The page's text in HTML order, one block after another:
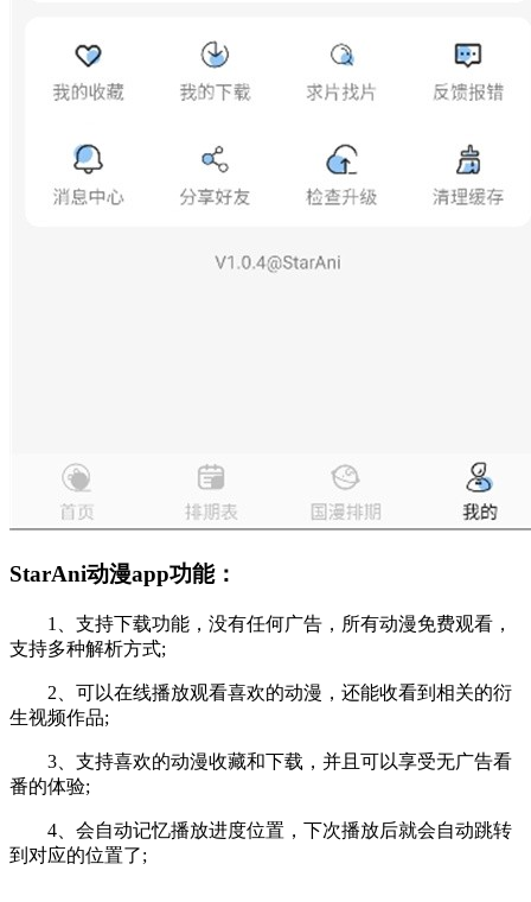
StarAni动漫app功能：
1、支持下载功能，没有任何广告，所有动漫免费观看，
支持多种解析方式;
2、可以在线播放观看喜欢的动漫，还能收看到相关的衍
生视频作品;
3、支持喜欢的动漫收藏和下载，并且可以享受无广告看
番的体验;
4、会自动记忆播放进度位置，下次播放后就会自动跳转
到对应的位置了;